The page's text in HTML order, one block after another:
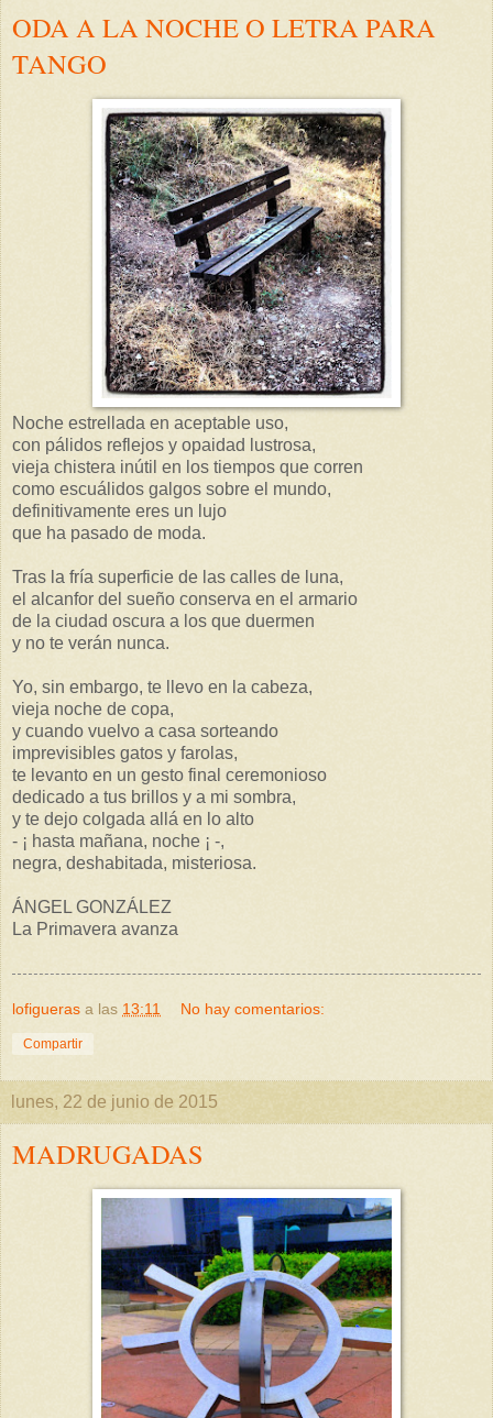
ODA A LA NOCHE O LETRA PARA
TANGO
Noche estrellada en aceptable uso,
con pálidos reflejos y opaidad lustrosa,
vieja chistera inútil en los tiempos que corren
como escuálidos galgos sobre el mundo,
definitivamente eres un lujo
que ha pasado de moda.
Tras la fría superficie de las calles de luna,
el alcanfor del sueño conserva en el armario
de la ciudad oscura a los que duermen
y no te verán nunca.
Yo, sin embargo, te llevo en la cabeza,
vieja noche de copa,
y cuando vuelvo a casa sorteando
imprevisibles gatos y farolas,
te levanto en un gesto final ceremonioso
dedicado a tus brillos y a mi sombra,
y te dejo colgada allá en lo alto
- ¡ hasta mañana, noche ¡ -,
negra, deshabitada, misteriosa.
ÁNGEL GONZÁLEZ
La Primavera avanza
lofigueras a las 13:11 No hay comentarios:
Compartir
lunes, 22 de junio de 2015
MADRUGADAS